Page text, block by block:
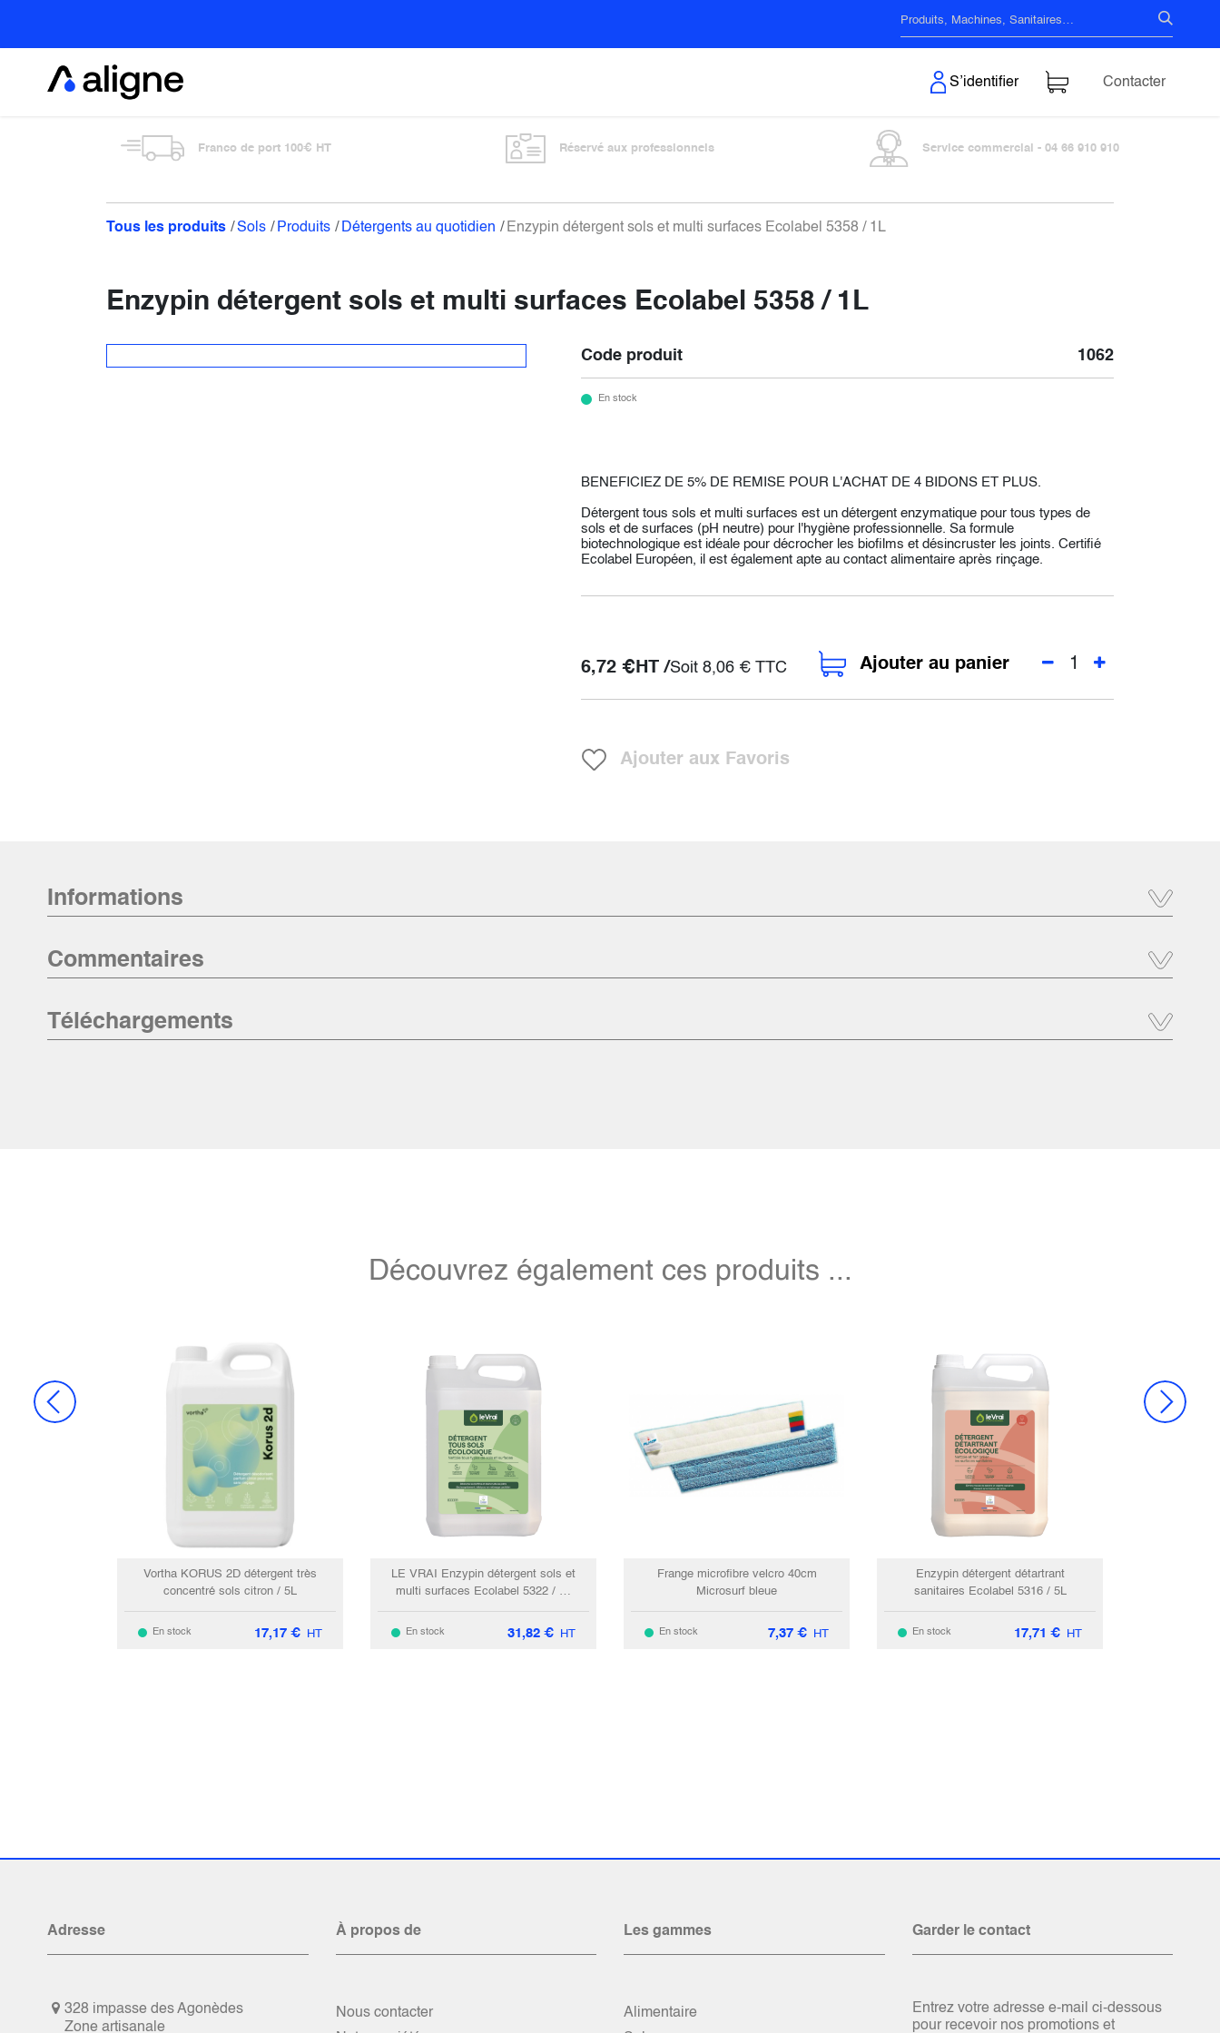
S’identifier Contacter
Franco de port 100€ HT Réservé aux professionnels Service commercial - 04 66 910 910
Tous les produits Sols Produits Détergents au quotidien Enzypin détergent sols et multi surfaces Ecolabel 5358 / 1L
Enzypin détergent sols et multi surfaces Ecolabel 5358 / 1L
Code produit 1062
En stock
BENEFICIEZ DE 5% DE REMISE POUR L'ACHAT DE 4 BIDONS ET PLUS.
Détergent tous sols et multi surfaces est un détergent enzymatique pour tous types de
sols et de surfaces (pH neutre) pour l'hygiène professionnelle. Sa formule
biotechnologique est idéale pour décrocher les biofilms et désincruster les joints. Certifié
Ecolabel Européen, il est également apte au contact alimentaire après rinçage.
6,72€ HT /Soit 8,06€TTC Ajouter au panier
Ajouter aux Favoris
Informations
Commentaires
Téléchargements
Découvrez également ces produits ...
Vortha KORUS 2D détergent très
concentré sols citron / 5L
En stock 17,17 € HT
LE VRAI Enzypin détergent sols et
multi surfaces Ecolabel 5322 / 5L
♻
En stock 31,82 € HT
Frange microfibre velcro 40cm
Microsurf bleue
En stock 7,37 € HT
Enzypin détergent détartrant
sanitaires Ecolabel 5316 / 5L
En stock 17,71 € HT
Adresse
328 impasse des Agonèdes
Zone artisanale
À propos de
Nous contacter
Les gammes
Alimentaire
Garder le contact
Entrez votre adresse e-mail ci-dessous
pour recevoir nos promotions et